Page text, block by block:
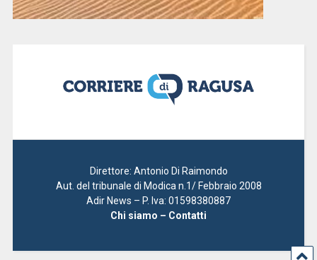
Direttore: Antonio Di Raimondo
Aut. del tribunale di Modica n.1/ Febbraio 2008
Adir News – P. Iva: 01598380887
Chi siamo – Contatti